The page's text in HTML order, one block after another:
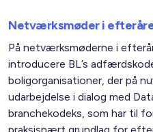
Netværksmøder i
På netværksmøderne i
introducere BL’s
boligorganisationer, der på
udarbejdelse i dialog med
branchekodeks, som har til